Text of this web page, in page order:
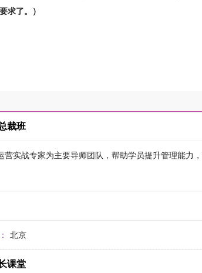
求了。）
裁班
营实战专家为主要导师团队，帮助学员提升管理能力
北京
课堂